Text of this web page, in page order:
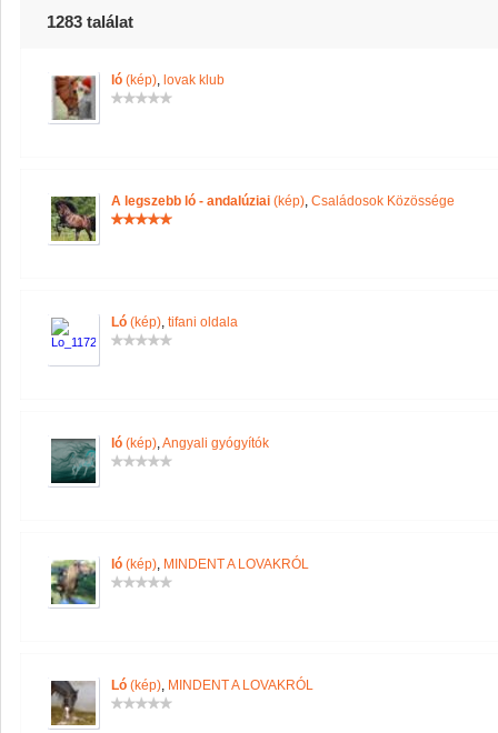
1283 találat
ló (kép), lovak klub
A legszebb ló - andalúziai (kép), Családosok Közössége
Ló (kép), tifani oldala
ló (kép),Angyali gyógyítók
ló (kép), MINDENT A LOVAKRÓL
Ló (kép), MINDENT A LOVAKRÓL